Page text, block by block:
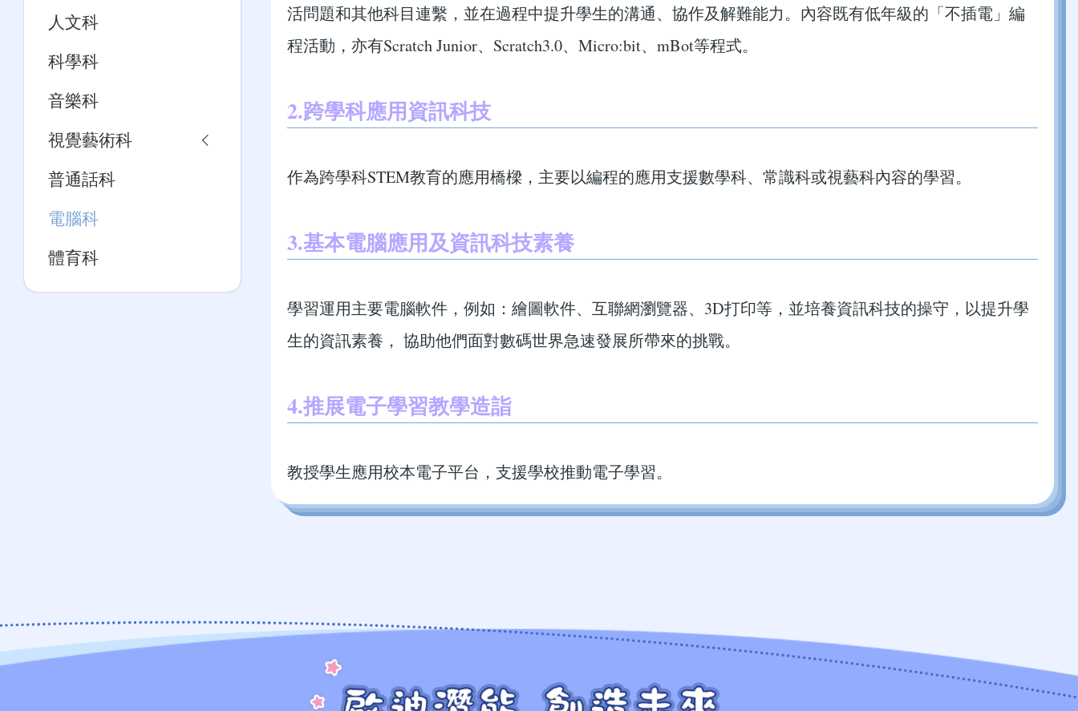
活問題和其他科目連繫，並在過程中提升學生的溝通、協作及解難能力。內容既有低年級的「不插電」編
程活動，亦有Scratch Junior、Scratch3.0、Micro:bit、mBot等程式。
2.跨學科應用資訊科技
作為跨學科STEM教育的應用橋樑，主要以編程的應用支援數學科、常識科或視藝科內容的學習。
3.基本電腦應用及資訊科技素養
學習運用主要電腦軟件，例如：繪圖軟件、互聯網瀏覽器、3D打印等，並培養資訊科技的操守，以提升學
生的資訊素養， 協助他們面對數碼世界急速發展所帶來的挑戰。
4.推展電子學習教學造詣
教授學生應用校本電子平台，支援學校推動電子學習。
人文科
科學科
音樂科
視覺藝術科
普通話科
電腦科
體育科